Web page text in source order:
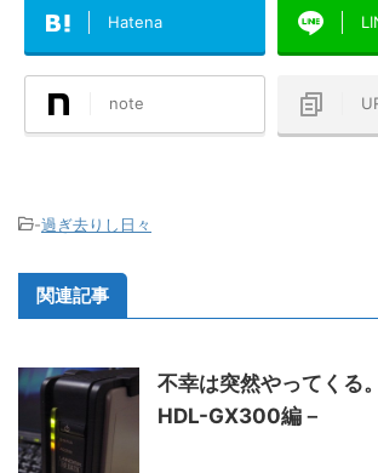
Hatena
note
-過ぎ去りし日々
関連記事
不幸は突然やってくる
HDL-GX300編－